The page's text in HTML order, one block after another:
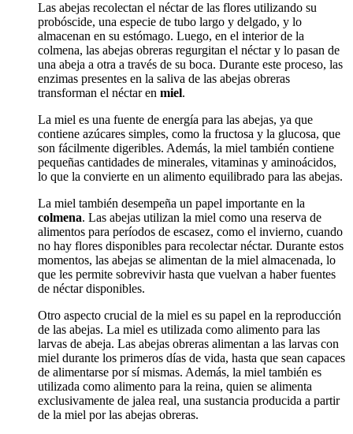
Las abejas recolectan el néctar de las flores utilizando su
probóscide, una especie de tubo largo y delgado, y lo
almacenan en su estómago. Luego, en el interior de la
colmena, las abejas obreras regurgitan el néctar y lo pasan de
una abeja a otra a través de su boca. Durante este proceso, las
enzimas presentes en la saliva de las abejas obreras
transforman el néctar en miel.
La miel es una fuente de energía para las abejas, ya que
contiene azúcares simples, como la fructosa y la glucosa, que
son fácilmente digeribles. Además, la miel también contiene
pequeñas cantidades de minerales, vitaminas y aminoácidos,
lo que la convierte en un alimento equilibrado para las abejas.
La miel también desempeña un papel importante en la
colmena. Las abejas utilizan la miel como una reserva de
alimentos para períodos de escasez, como el invierno, cuando
no hay flores disponibles para recolectar néctar. Durante estos
momentos, las abejas se alimentan de la miel almacenada, lo
que les permite sobrevivir hasta que vuelvan a haber fuentes
de néctar disponibles.
Otro aspecto crucial de la miel es su papel en la reproducción
de las abejas. La miel es utilizada como alimento para las
larvas de abeja. Las abejas obreras alimentan a las larvas con
miel durante los primeros días de vida, hasta que sean capaces
de alimentarse por sí mismas. Además, la miel también es
utilizada como alimento para la reina, quien se alimenta
exclusivamente de jalea real, una sustancia producida a partir
de la miel por las abejas obreras.